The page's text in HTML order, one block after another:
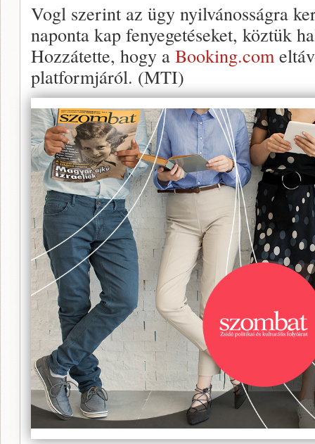
Vogl szerint az ügy nyilvánosságra
naponta kap fenyegetéseket, köztük
Hozzátette, hogy a Booking.com
platformjáról. (MTI)